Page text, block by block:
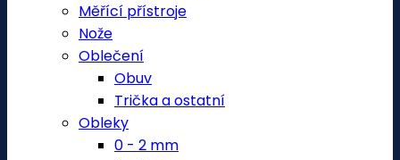
Měřící přístroje
Nože
Oblečení
Obuv
Trička a ostatní
Obleky
0 - 2 mm